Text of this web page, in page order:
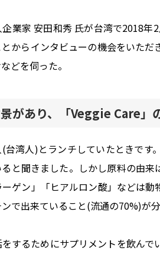
業家 安田和秀 氏が台湾で2018
からインタビューの機会をいた
どを伺った。
があり、「Veggie Care」
台湾人)とランチしていたときで
と聞きました。しかし原料の由
ーゲン」「ヒアルロン酸」などは
で出来ていること(流通の70%)が分
するためにサプリメントを飲ん